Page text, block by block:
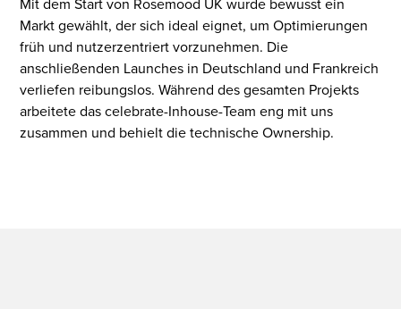
Markt gewählt, der sich ideal eignet, um Optimierungen
früh und nutzerzentriert vorzunehmen. Die
anschließenden Launches in Deutschland und Frankreich
verliefen reibungslos. Während des gesamten Projekts
arbeitete das celebrate-Inhouse-Team eng mit uns
zusammen und behielt die technische Ownership.